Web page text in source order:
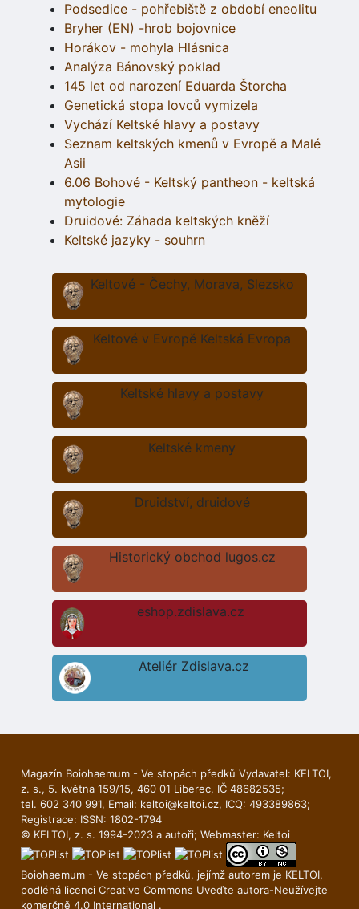
Podsedice - pohřebiště z období eneolitu
Bryher (EN) -hrob bojovnice
Horákov - mohyla Hlásnica
Analýza Bánovský poklad
145 let od narození Eduarda Štorcha
Genetická stopa lovců vymizela
Vychází Keltské hlavy a postavy
Seznam keltských kmenů v Evropě a Malé
Asii
6.06 Bohové - Keltský pantheon - keltská
mytologie
Druidové: Záhada keltských kněží
Keltské jazyky - souhrn
Keltové - Čechy, Morava, Slezsko
Keltové v Evropě Keltská Evropa
Keltské hlavy a postavy
Keltské kmeny
Druidství, druidové
Historický obchod lugos.cz
eshop.zdislava.cz
Ateliér Zdislava.cz
Magazín Boiohaemum - Ve stopách předků Vydavatel: KELTOI,
z. s., 5. května 159/15, 460 01 Liberec, IČ 48682535;
tel. 602 340 991, Email: keltoi@keltoi.cz, ICQ: 493389863;
Registrace: ISSN: 1802-1794
© KELTOI, z. s. 1994-2023 a autoři; Webmaster: Keltoi
Boiohaemum - Ve stopách předků, jejímž autorem je KELTOI,
podléhá licenci Creative Commons Uveďte autora-Neuží­vejte
komerčně 4.0 International .